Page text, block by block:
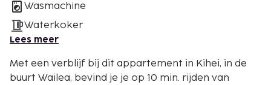
Wasmachine
Waterkoker
Lees meer
Met een verblijf bij dit appartement in Kihei, in de
buurt Wailea, bevind je je op 10 min. rijden van